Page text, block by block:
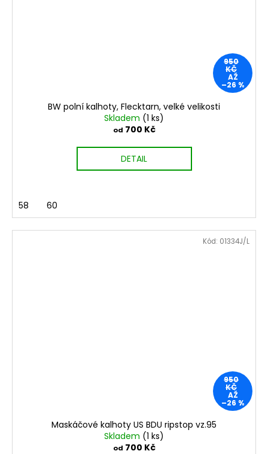
950
KČ
AŽ
–26 %
BW polní kalhoty, Flecktarn, velké velikosti
Skladem (1 ks)
od 700 Kč
DETAIL
58 60
950
KČ
AŽ
–26 %
Maskáčové kalhoty US BDU ripstop vz.95
Skladem (1 ks)
od 700 Kč
Kód: 01334J/L